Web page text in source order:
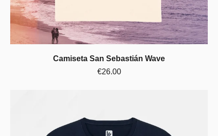
Camiseta San Sebastián Wave
€26.00